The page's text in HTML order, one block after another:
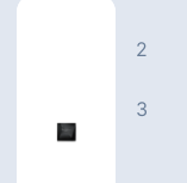
2
3